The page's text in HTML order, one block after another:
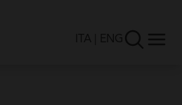
ITA ENG